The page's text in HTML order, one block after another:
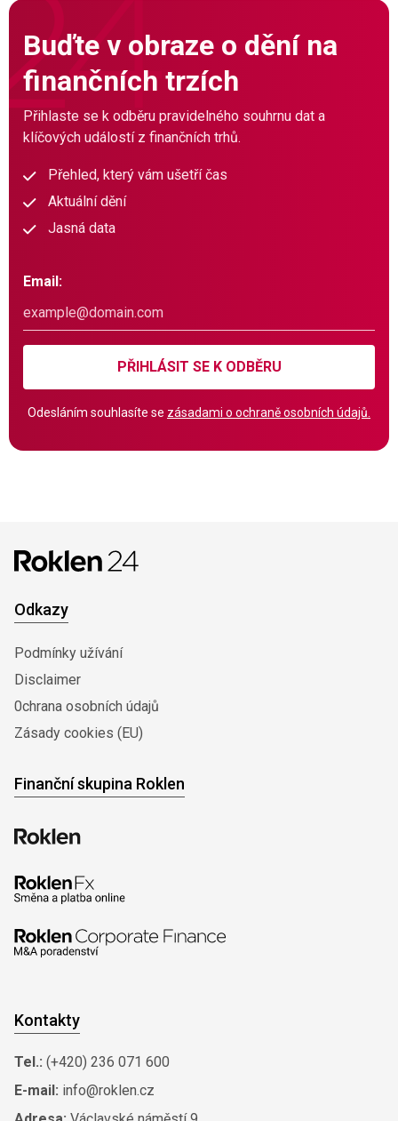
Buďte v obraze o dění na
finančních trzích
Přihlaste se k odběru pravidelného souhrnu dat a
klíčových událostí z finančních trhů.
Přehled, který vám ušetří čas
Aktuální dění
Jasná data
Email:
PŘIHLÁSIT SE K ODBĚRU
Odesláním souhlasíte se zásadami o ochraně osobních údajů.
Odkazy
Podmínky užívání
Disclaimer
0chrana osobních údajů
Zásady cookies (EU)
Finanční skupina Roklen
Kontakty
Tel.: (+420) 236 071 600
E-mail: info@roklen.cz